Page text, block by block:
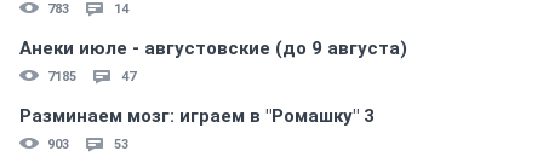
783 14
Анеки июле - августовские (до 9 августа)
7185 47
Разминаем мозг: играем в "Ромашку" 3
903 53